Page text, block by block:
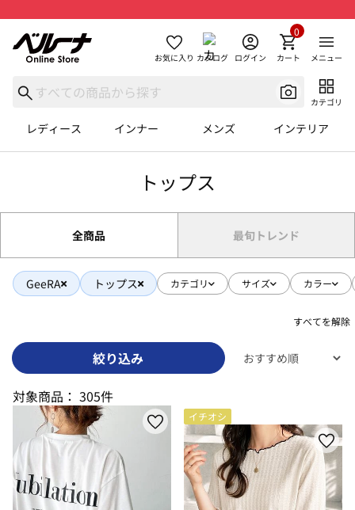
お気に入り カタログ ログイン カート
0
メニュー
カテゴリ
レディース インナー メンズ インテリア
トップス
全商品 最旬トレンド
GeeRA トップス カテゴリ サイズ カラー
すべてを解除
絞り込み
対象商品： 305件
イチオシ